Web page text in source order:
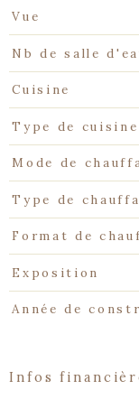
Vue
Nb de salle
Cuisine
Type de cuisine
Mode de
Type de
Format de
Exposition
Année de
infos